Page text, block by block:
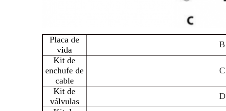
Placa de
vida
B
Kit de
enchufe de
cable
C
Kit de
válvulas
D